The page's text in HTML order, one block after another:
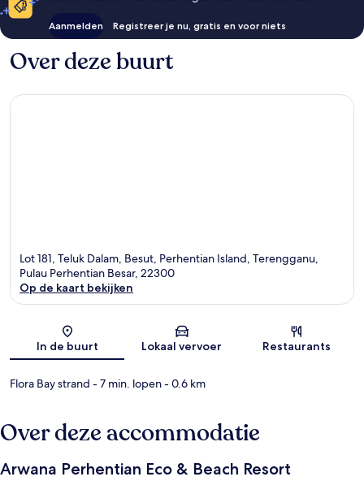
Aanmelden Registreer je nu, gratis en voor niets
Over deze buurt
Lot 181, Teluk Dalam, Besut, Perhentian Island, Terengganu,
Pulau Perhentian Besar, 22300
Op de kaart bekijken
In de buurt Lokaal vervoer Restaurants
Flora Bay strand - 7 min. lopen- 0.6 km
Over deze accommodatie
Arwana Perhentian Eco & Beach Resort